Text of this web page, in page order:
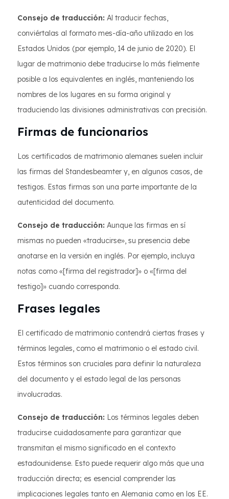
Consejo de traducción: Al traducir fechas,
conviértalas al formato mes-día-año utilizado en los
Estados Unidos (por ejemplo, 14 de junio de 2020). El
lugar de matrimonio debe traducirse lo más fielmente
posible a los equivalentes en inglés, manteniendo los
nombres de los lugares en su forma original y
traduciendo las divisiones administrativas con precisión.
Firmas de funcionarios
Los certificados de matrimonio alemanes suelen incluir
las firmas del Standesbeamter y, en algunos casos, de
testigos. Estas firmas son una parte importante de la
autenticidad del documento.
Consejo de traducción: Aunque las firmas en sí
mismas no pueden «traducirse», su presencia debe
anotarse en la versión en inglés. Por ejemplo, incluya
notas como «[firma del registrador]» o «[firma del
testigo]» cuando corresponda.
Frases legales
El certificado de matrimonio contendrá ciertas frases y
términos legales, como el matrimonio o el estado civil.
Estos términos son cruciales para definir la naturaleza
del documento y el estado legal de las personas
involucradas.
Consejo de traducción: Los términos legales deben
traducirse cuidadosamente para garantizar que
transmitan el mismo significado en el contexto
estadounidense. Esto puede requerir algo más que una
traducción directa; es esencial comprender las
implicaciones legales tanto en Alemania como en los EE.